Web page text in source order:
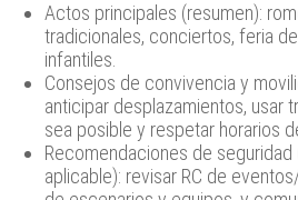
Actos principales (resumen):
tradicionales, conciertos, feria
infantiles.
Consejos de convivencia y
anticipar desplazamientos, usar
sea posible y respetar horarios
Recomendaciones de seguridad
aplicable): revisar RC de